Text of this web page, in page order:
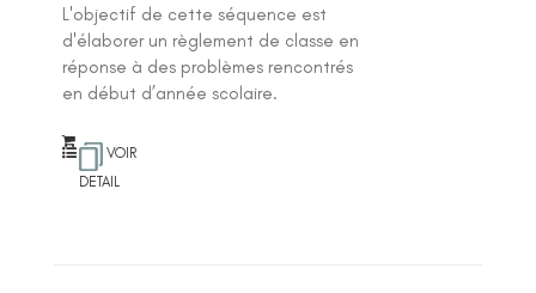
L'objectif de cette séquence est
d'élaborer un règlement de classe en
réponse à des problèmes rencontrés
en début d’année scolaire.
VOIR
DETAIL